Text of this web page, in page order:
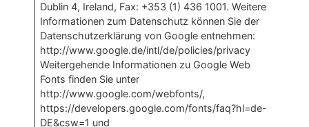
Dublin 4, Ireland, Fax: +353 (1) 436 1001. Weitere
Informationen zum Datenschutz können Sie der
Datenschutzerklärung von Google entnehmen:
http://www.google.de/intl/de/policies/privacy
Weitergehende Informationen zu Google Web
Fonts finden Sie unter
http://www.google.com/webfonts/,
https://developers.google.com/fonts/faq?hl=de-
DE&csw=1 und